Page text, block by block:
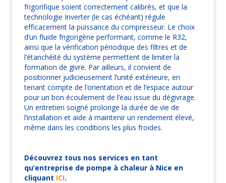
frigorifique soient correctement calibrés, et que la
technologie Inverter (le cas échéant) régule
efficacement la puissance du compresseur. Le choix
d’un fluide frigorigène performant, comme le R32,
ainsi que la vérification périodique des filtres et de
l’étanchéité du système permettent de limiter la
formation de givre. Par ailleurs, il convient de
positionner judicieusement l’unité extérieure, en
tenant compte de l’orientation et de l’espace autour
pour un bon écoulement de l’eau issue du dégivrage.
Un entretien soigné prolonge la durée de vie de
l’installation et aide à maintenir un rendement élevé,
même dans les conditions les plus froides.
Découvrez tous nos services en tant
qu’entreprise de pompe à chaleur à Nice en
cliquant ICI.